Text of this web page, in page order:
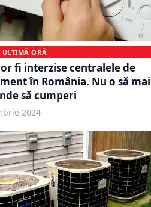
ULTIMĂ ORĂ
fi interzise centralele de
în România. Nu o să mai
să cumperi
2024